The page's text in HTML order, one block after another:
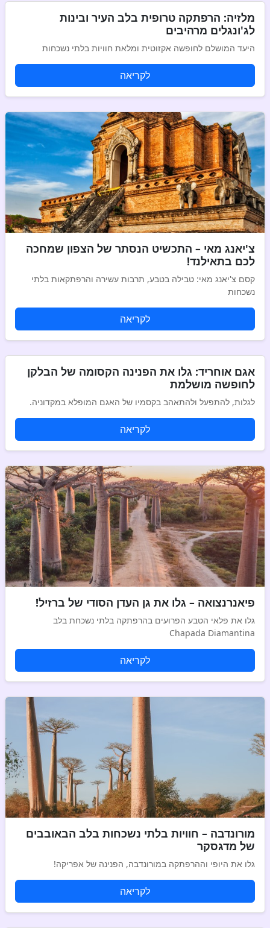
מלזיה: הרפתקה טרופית בלב העיר ובינות
לג'ונגלים מרהיבים
היעד המושלם לחופשה אקזוטית ומלאת חוויות בלתי נשכחות
לקריאה
צ'יאנג מאי – התכשיט הנסתר של הצפון שמחכה
לכם בתאילנד!
קסם צ'יאנג מאי: טבילה בטבע, תרבות עשירה והרפתקאות בלתי
נשכחות
לקריאה
אגם אוחריד: גלו את הפנינה הקסומה של הבלקן
לחופשה מושלמת
לגלות, להתפעל ולהתאהב בקסמיו של האגם המופלא במקדוניה.
לקריאה
פיאנרנצואה – גלו את גן העדן הסודי של ברזיל!
גלו את פלאי הטבע הפרועים בהרפתקה בלתי נשכחת בלב
Chapada Diamantina
לקריאה
מורונדבה – חוויות בלתי נשכחות בלב הבאובבים
של מדגסקר
גלו את היופי וההרפתקה במורונדבה, הפנינה של אפריקה!
לקריאה